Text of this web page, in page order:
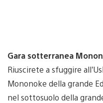
Gara sotterranea
Riuscirete a sfuggire
Mononoke della grande
nel sottosuolo della